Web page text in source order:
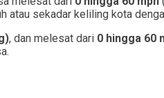
atau sekadar keliling kota
, dan melesat dari 0 hingga 60